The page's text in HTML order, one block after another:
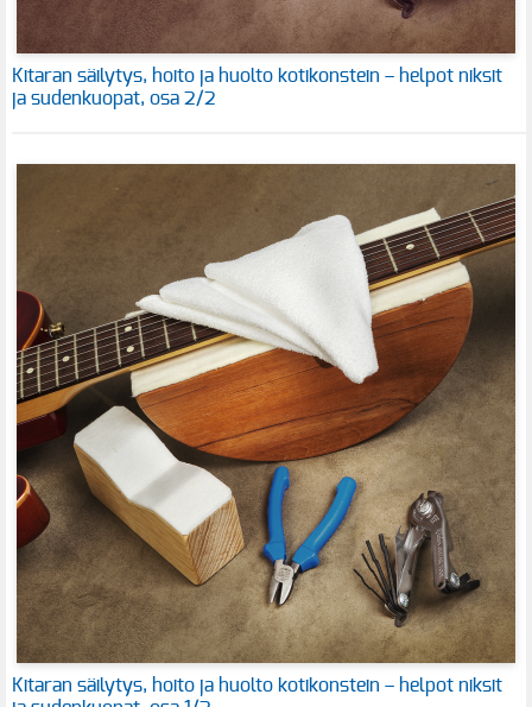
Kitaran säilytys, hoito ja huolto kotikonstein – helpot niksit
ja sudenkuopat, osa 2/2
Kitaran säilytys, hoito ja huolto kotikonstein – helpot niksit